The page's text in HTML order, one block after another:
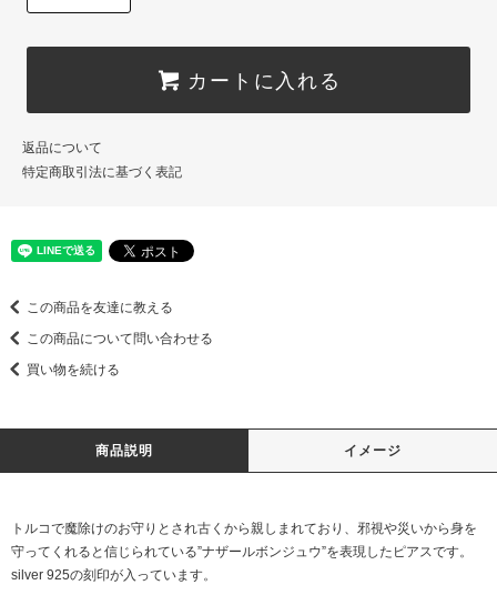
カートに入れる
返品について
特定商取引法に基づく表記
この商品を友達に教える
この商品について問い合わせる
買い物を続ける
商品説明 イメージ
トルコで魔除けのお守りとされ古くから親しまれており、邪視や災いから身を
守ってくれると信じられている”ナザールボンジュウ”を表現したピアスです。
silver 925の刻印が入っています。